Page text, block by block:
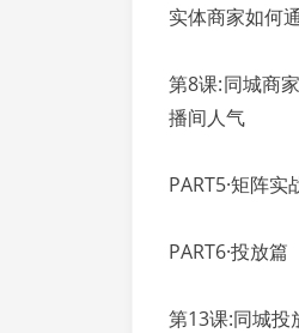
实体商家如何
第8课:同城商
播间人气
PART5·矩阵
PART6·投放篇
第13课:同城投